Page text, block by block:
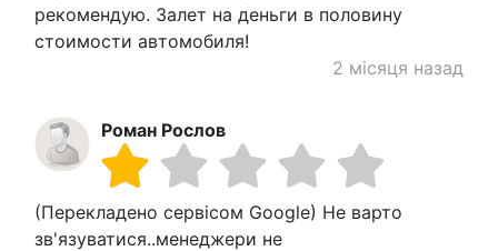
рекомендую. Залет на деньги в половину
стоимости автомобиля!
2 місяця назад
Роман Рослов
(Перекладено сервісом Google) Не варто
зв'язуватися..менеджери не